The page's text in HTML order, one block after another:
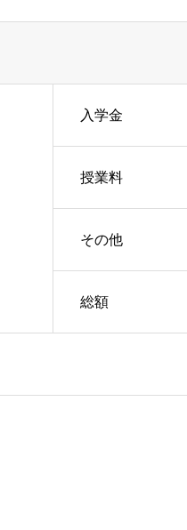
入学金
授業料
その他
総額